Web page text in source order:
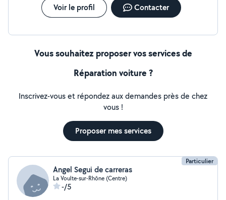
Voir le profil Contacter
Vous souhaitez proposer vos services de
Réparation voiture ?
Inscrivez-vous et répondez aux demandes près de chez
vous !
Proposer mes services
Particulier
Angel Segui de carreras
La Voulte-sur-Rhône (Centre)
-/5